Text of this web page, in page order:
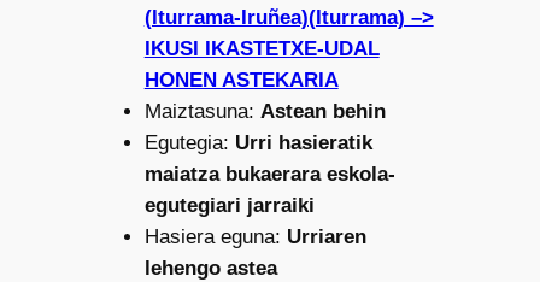
(Iturrama-Iruñea)(Iturrama) –>
IKUSI IKASTETXE-UDAL
HONEN ASTEKARIA
Maiztasuna: Astean behin
Egutegia: Urri hasieratik
maiatza bukaerara eskola-
egutegiari jarraiki
Hasiera eguna: Urriaren
lehengo astea